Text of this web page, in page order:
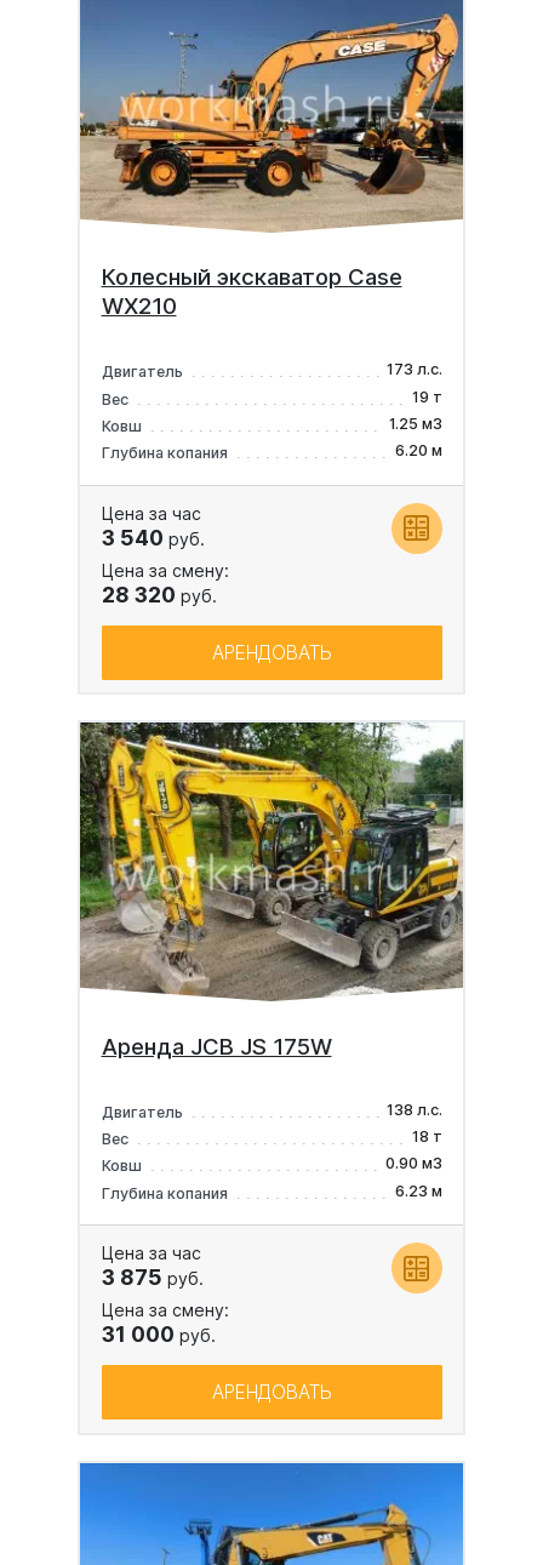
Колесный экскаватор Case
WX210
Двигатель
173 л.с.
Вес
19 т
Ковш
1.25 м3
Глубина копания
6.20 м
Цена за час
3 540 руб.
Цена за смену:
28 320 руб.
АРЕНДОВАТЬ
Аренда JCB JS 175W
Двигатель
138 л.с.
Вес
18 т
Ковш
0.90 м3
Глубина копания
6.23 м
Цена за час
3 875 руб.
Цена за смену:
31 000 руб.
АРЕНДОВАТЬ